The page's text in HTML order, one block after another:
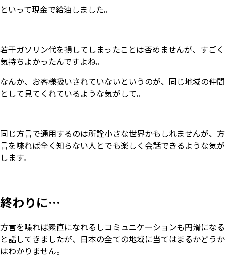
といって現金で給油しました。
若干ガソリン代を損してしまったことは否めませんが、すごく
気持ちよかったんですよね。
なんか、お客様扱いされていないというのが、同じ地域の仲間
として見てくれているような気がして。
同じ方言で通用するのは所詮小さな世界かもしれませんが、方
言を喋れば全く知らない人とでも楽しく会話できるような気が
します。
終わりに…
方言を喋れば素直になれるしコミュニケーションも円滑になる
と話してきましたが、日本の全ての地域に当てはまるかどうか
はわかりません。